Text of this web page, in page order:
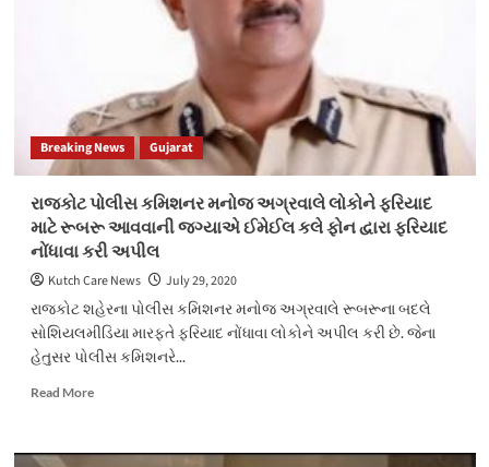
મુજબના
નિર્ણય
લેવામાં
Breaking News Gujarat
રાજકોટ પોલીસ કમિશનર મનોજ અગ્રવાલે લોકોને ફરિયાદ
માટે રૂબરૂ આવવાની જગ્યાએ ઈમેઈલ કલે ફોન દ્વારા ફરિયાદ
નોંધાવા કરી અપીલ
Kutch Care News
July 29, 2020
રાજકોટ શહેરના પોલીસ કમિશનર મનોજ અગ્રવાલે રૂબરૂના બદલે
સોશિયલમીડિયા મારફતે ફરિયાદ નોંધાવા લોકોને અપીલ કરી છે. જેના
હેતુસર પોલીસ કમિશનરે...
Read MoreRead
રાજકોટ